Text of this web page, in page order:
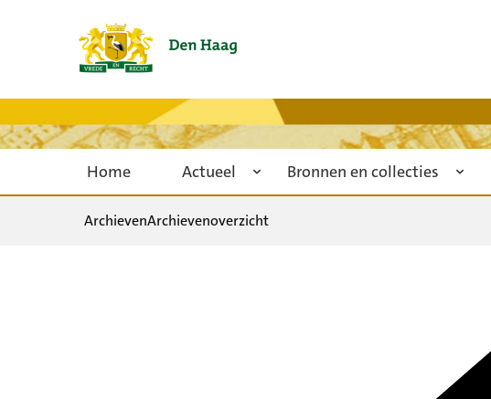
Home Actueel Bronnen en collecties
ArchievenArchievenoverzicht